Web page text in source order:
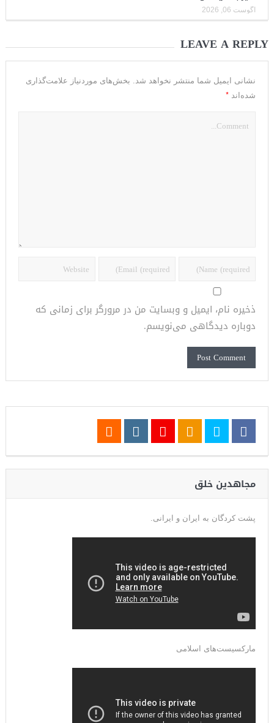
آگوست 06, 2026
LEAVE A REPLY
نشانی ایمیل شما منتشر نخواهد شد. بخش‌های موردنیاز علامت‌گذاری
شده‌اند *
ذخیره نام، ایمیل و وبسایت من در مرورگر برای زمانی که
دوباره دیدگاهی می‌نویسم.
مجاهدین خلق
پشت کردگان به ایران و ایرانی.
مارکسیست‌های اسلامی